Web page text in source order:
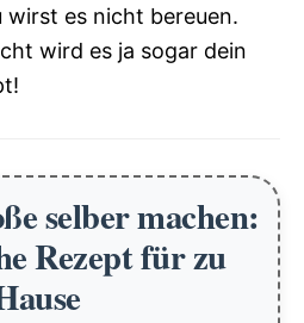
wirst es nicht bereuen.
wird es ja sogar dein
selber machen:
Rezept für zu